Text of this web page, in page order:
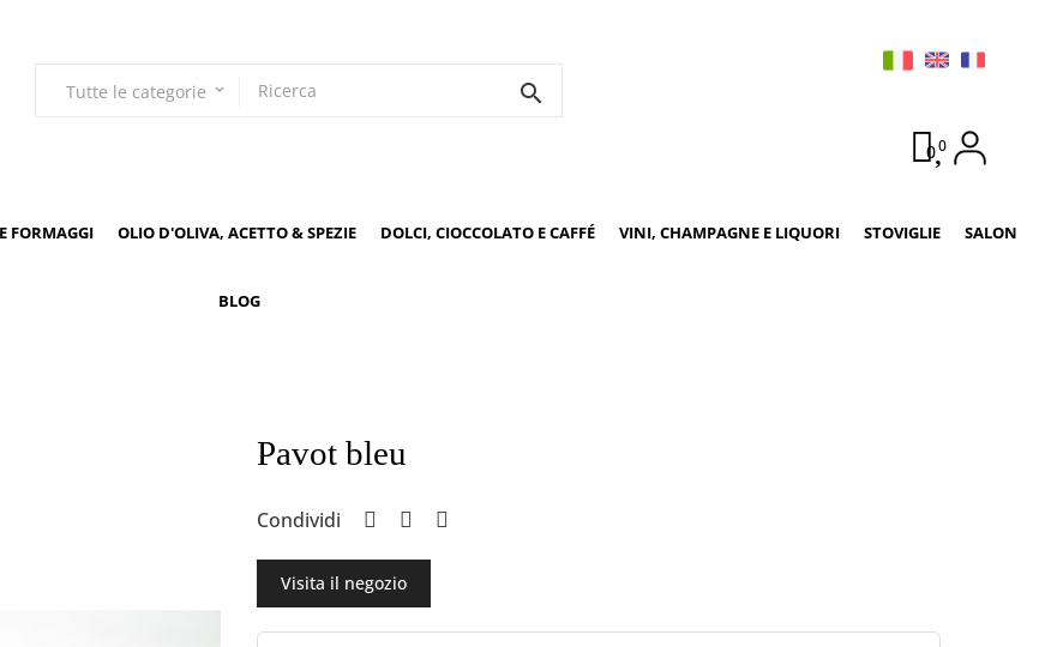
Tutte le categorie keyboard_arrow_down search
00
FORMAGGI OLIO D'OLIVA, ACETTO & SPEZIE DOLCI, CIOCCOLATO E CAFFÉ VINI, CHAMPAGNE E LIQUORI STOVIGLIE SALON
BLOG
Pavot bleu
Condividi
Visita il negozio